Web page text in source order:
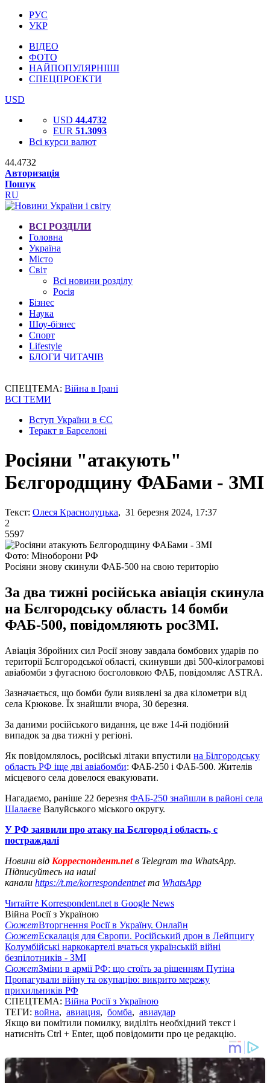
РУС
УКР
ВІДЕО
ФОТО
НАЙПОПУЛЯРНІШІ
СПЕЦПРОЕКТИ
USD
USD 44.4732
EUR 51.3093
Всі курси валют
44.4732
Авторизація
Пошук
RU
ВСІ РОЗДІЛИ
Головна
Україна
Місто
Світ
Всі новини розділу
Росія
Бізнес
Наука
Шоу-бізнес
Спорт
Lifestyle
БЛОГИ ЧИТАЧІВ
СПЕЦТЕМА: Війна в Ірані
ВСІ ТЕМИ
Вступ України в ЄС
Теракт в Барселоні
Росіяни "атакують"
Бєлгородщину ФАБами - ЗМІ
Текст: Олеся Краснолуцька, 31 березня 2024, 17:37
2
5597
Фото: Міноборони РФ
Росіяни знову скинули ФАБ-500 на свою територію
За два тижні російська авіація скинула
на Бєлгородську область 14 бомби
ФАБ-500, повідомляють росЗМІ.
Авіація Збройних сил Росії знову завдала бомбових ударів по
території Бєлгородської області, скинувши дві 500-кілограмові
авіабомби з фугасною боєголовкою ФАБ, повідомляє ASTRA.
Зазначається, що бомби були виявлені за два кілометри від
села Крюкове. Їх знайшли вчора, 30 березня.
За даними російського видання, це вже 14-й подібний
випадок за два тижні у регіоні.
Як повідомлялось, російські літаки впустили на Білгородську
область РФ іще дві авіабомби: ФАБ-250 і ФАБ-500. Жителів
місцевого села довелося евакуювати.
Нагадаємо, раніше 22 березня ФАБ-250 знайшли в районі села
Шалаєве Валуйського міського округу.
У РФ заявили про атаку на Бєлгород і область, є
постраждалі
Новини від Корреспондент.netв Telegram та WhatsApp.
Підписуйтесь на наші
канали https://t.me/korrespondentnetта WhatsApp
Читайте Korrespondent.net в Google News
Війна Росії з Україною
СюжетВторгнення Росії в Україну. Онлайн
СюжетЕскалація для Європи. Російський дрон в Лейпцигу
Колумбійські наркокартелі вчаться українській війні
безпілотників - ЗМІ
СюжетЗміни в армії РФ: що стоїть за рішенням Путіна
Пропагували війну та окупацію: викрито мережу
прихильників РФ
СПЕЦТЕМА: Війна Росії з Україною
ТЕГИ: война, авиация, бомба, авиаудар
Якщо ви помітили помилку, виділіть необхідний текст і
натисніть Ctrl + Enter, щоб повідомити про це редакцію.